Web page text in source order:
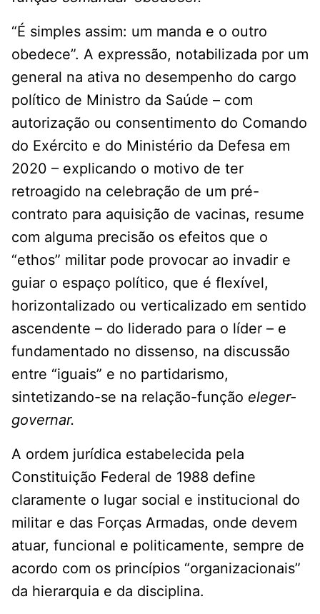
“É simples assim: um manda e o outro
obedece”. A expressão, notabilizada por um
general na ativa no desempenho do cargo
político de Ministro da Saúde – com
autorização ou consentimento do Comando
do Exército e do Ministério da Defesa em
2020 – explicando o motivo de ter
retroagido na celebração de um pré-
contrato para aquisição de vacinas, resume
com alguma precisão os efeitos que o
“ethos” militar pode provocar ao invadir e
guiar o espaço político, que é flexível,
horizontalizado ou verticalizado em sentido
ascendente – do liderado para o líder – e
fundamentado no dissenso, na discussão
entre “iguais” e no partidarismo,
sintetizando-se na relação-função eleger-
governar.
A ordem jurídica estabelecida pela
Constituição Federal de 1988 define
claramente o lugar social e institucional do
militar e das Forças Armadas, onde devem
atuar, funcional e politicamente, sempre de
acordo com os princípios “organizacionais”
da hierarquia e da disciplina.